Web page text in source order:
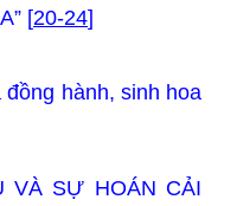
[20-24]
hành, sinh hoa
VÀ SỰ HOÁN CẢI